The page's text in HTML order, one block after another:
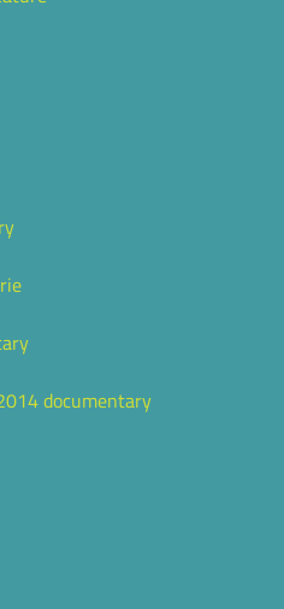
documentary